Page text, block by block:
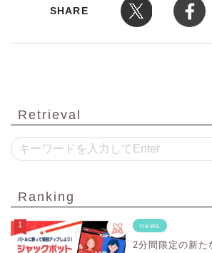
SHARE
Retrieval
Ranking
news
2分間限定の新た